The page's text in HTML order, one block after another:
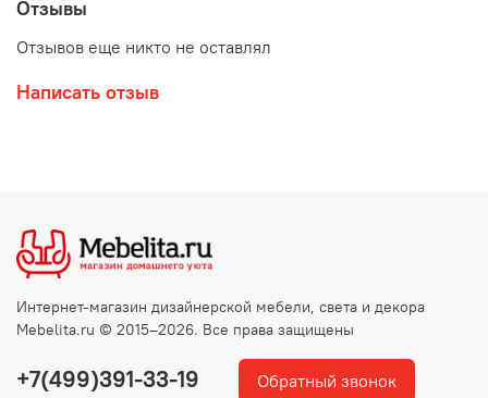
Отзывы
Отзывов еще никто не оставлял
Написать отзыв
+7(499)391-33-19 Обратный звонок
Интернет-магазин дизайнерской мебели, света и декора
Mebelita.ru © 2015–2026. Все права защищены